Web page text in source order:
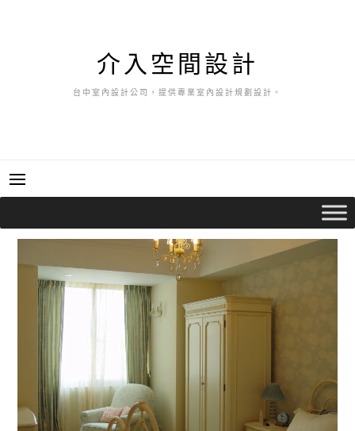
介入空間設計
台中室內設計公司，提供專業室內設計規劃設計。